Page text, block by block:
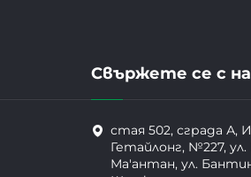
Свържете се с
стая 502, сграда А,
Гетайлонг, №227,
Ма'антан, ул.